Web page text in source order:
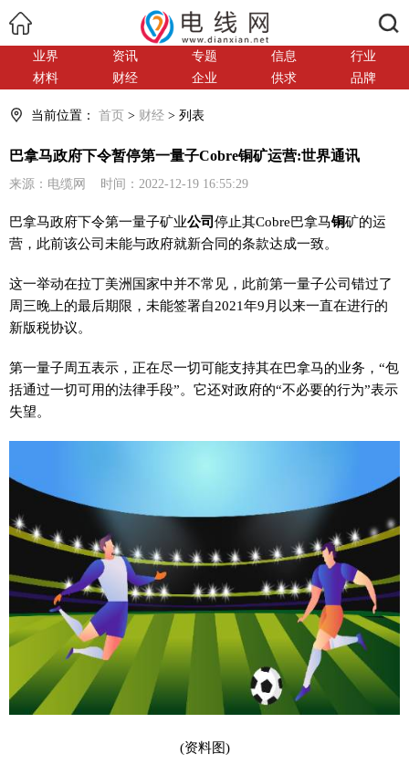
业界 资讯 专题 信息
行业
材料
财经 企业 供求 品牌
当前位置： 首页 > 财经 > 列表
巴拿马政府下令暂停第一量子Cobre铜矿运营:世界通讯
来源：电缆网 时间：2022-12-19 16:55:29
巴拿马政府下令第一量子矿业公司停止其Cobre巴拿马铜矿的运
营，此前该公司未能与政府就新合同的条款达成一致。
这一举动在拉丁美洲国家中并不常见，此前第一量子公司错过了
周三晚上的最后期限，未能签署自2021年9月以来一直在进行的
新版税协议。
第一量子周五表示，正在尽一切可能支持其在巴拿马的业务，“包
括通过一切可用的法律手段”。它还对政府的“不必要的行为”表示
失望。
(资料图)